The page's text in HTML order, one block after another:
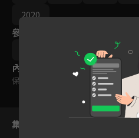
2020
參與演員
內容標籤
保護級
集數列表